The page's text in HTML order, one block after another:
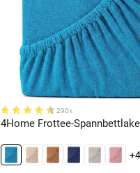
290x
4Home Frottee-
+4